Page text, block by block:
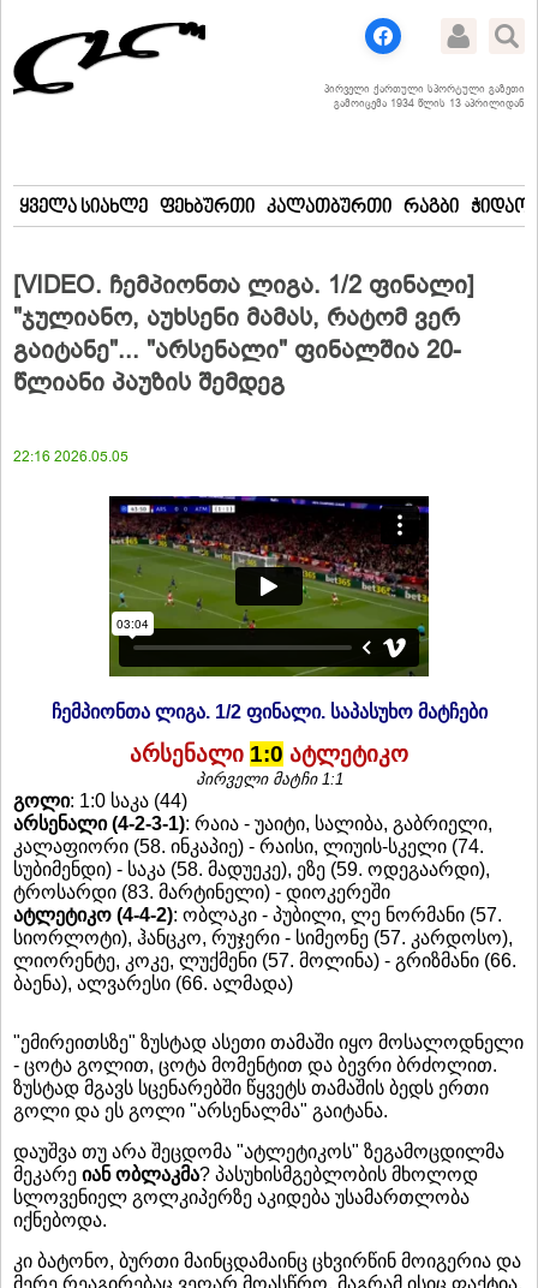
პირველი ქართული სპორტული გაზეთი
გამოიცემა 1934 წლის 13 აპრილიდან
ყველა სიახლე ფეხბურთი კალათბურთი რაგბი
[VIDEO. ჩემპიონთა ლიგა. 1/2 ფინალი]
"ჯულიანო, აუხსენი მამას, რატომ ვერ
გაიტანე"... "არსენალი" ფინალშია 20-
წლიანი პაუზის შემდეგ
22:16 2026.05.05
ჩემპიონთა ლიგა. 1/2 ფინალი. საპასუხო მატჩები
არსენალი 1:0 ატლეტიკო
პირველი მატჩი 1:1
გოლი: 1:0 საკა (44)
არსენალი (4-2-3-1): რაია - უაიტი, სალიბა, გაბრიელი,
კალაფიორი (58. ინკაპიე) - რაისი, ლიუის-სკელი (74.
სუბიმენდი) - საკა (58. მადუეკე), ეზე (59. ოდეგაარდი),
ტროსარდი (83. მარტინელი) - დიოკერეში
ატლეტიკო (4-4-2): ობლაკი - პუბილი, ლე ნორმანი (57.
სიორლოტი), ჰანცკო, რუჯერი - სიმეონე (57. კარდოსო),
ლიორენტე, კოკე, ლუქმენი (57. მოლინა) - გრიზმანი (66.
ბაენა), ალვარესი (66. ალმადა)
"ემირეითსზე" ზუსტად ასეთი თამაში იყო მოსალოდნელი
- ცოტა გოლით, ცოტა მომენტით და ბევრი ბრძოლით.
ზუსტად მგავს სცენარებში წყვეტს თამაშის ბედს ერთი
გოლი და ეს გოლი "არსენალმა" გაიტანა.
დაუშვა თუ არა შეცდომა "ატლეტიკოს" ზეგამოცდილმა
მეკარე იან ობლაკმა? პასუხისმგებლობის მხოლოდ
სლოვენიელ გოლკიპერზე აკიდება უსამართლობა
იქნებოდა.
კი ბატონო, ბურთი მაინცდამაინც ცხვირწინ მოიგერია და
მერე რეაგირებაც ვეღარ მოასწრო, მაგრამ ისიც ფაქტია,